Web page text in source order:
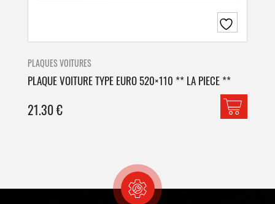
PLAQUES VOITURES
PLAQUE VOITURE TYPE EURO 520×110 ** LA PIECE **
21.30€